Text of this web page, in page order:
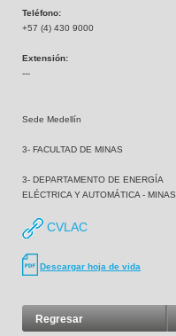
Teléfono:
+57 (4) 430 9000
Extensión:
---
Sede Medellín
3- FACULTAD DE MINAS
3- DEPARTAMENTO DE ENERGÍA
ELÉCTRICA Y AUTOMÁTICA - MINAS
CVLAC
Descargar hoja de vida
Regresar